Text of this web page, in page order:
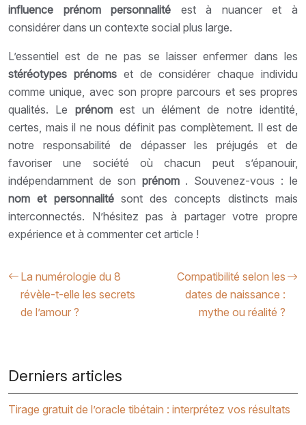
influence prénom personnalité est à nuancer et à
considérer dans un contexte social plus large.
L’essentiel est de ne pas se laisser enfermer dans les
stéréotypes prénoms et de considérer chaque individu
comme unique, avec son propre parcours et ses propres
qualités. Le prénomest un élément de notre identité,
certes, mais il ne nous définit pas complètement. Il est de
notre responsabilité de dépasser les préjugés et de
favoriser une société où chacun peut s’épanouir,
indépendamment de son prénom . Souvenez-vous : le
nom et personnalité sont des concepts distincts mais
interconnectés. N’hésitez pas à partager votre propre
expérience et à commenter cet article !
La numérologie du 8
révèle-t-elle les secrets
de l’amour ?
Compatibilité selon les
dates de naissance :
mythe ou réalité ?
Derniers articles
Tirage gratuit de l’oracle tibétain : interprétez vos résultats